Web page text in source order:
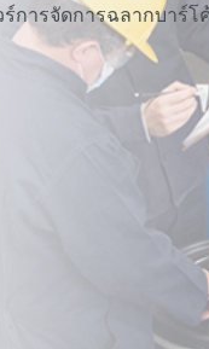
ารจัดการฉลากบาร์โ